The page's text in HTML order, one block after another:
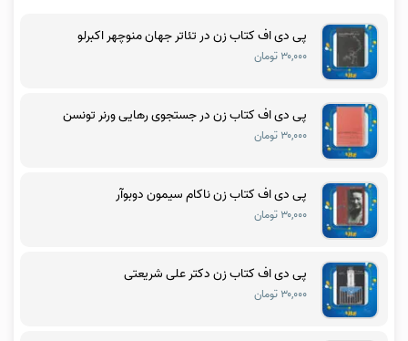
پی دی اف کتاب زن در تئاتر جهان منوچهر اکبرلو
۳۰,۰۰۰ تومان
پی دی اف کتاب زن در جستجوی رهایی ورنر تونسن
۳۰,۰۰۰ تومان
پی دی اف کتاب زن ناکام سیمون دوبوآر
۳۰,۰۰۰ تومان
پی دی اف کتاب زن دکتر علی شریعتی
۳۰,۰۰۰ تومان